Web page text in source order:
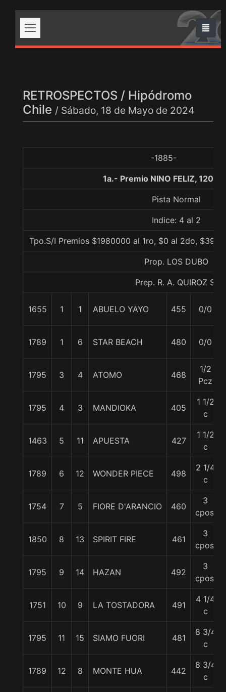
RETROSPECTOS / Hipódromo
Chile / Sábado, 18 de Mayo de 2024
-1885-
1a.- Premio NINO FELIZ, 1200
Pista Normal
Indice: 4 al 2
Tpo.S/I Premios $1980000 al 1ro, $0 al 2do,
Prop. LOS DUBO
Prep. R. A. QUIROZ S.
1655 1 1 ABUELO YAYO 455 0/0
1789 1 6 STAR BEACH 480 0/0
1795 3 4 ATOMO 468
1/2
Pcz
1795 4 3 MANDIOKA 405
1 1/2
c
1463 5 11 APUESTA 427
1 1/2
c
1789 6 12 WONDER PIECE 498
2 1/4
c
1754 7 5 FIORE D'ARANCIO 460
3
cpos.
1850 8 13 SPIRIT FIRE 461
3
cpos.
1795 9 14 HAZAN 492
3
cpos.
1751 10 9 LA TOSTADORA 491
4 1/4
c
1795 11 15 SIAMO FUORI 481
8 3/4
c
1789 12 8 MONTE HUA 442
8 3/4
c